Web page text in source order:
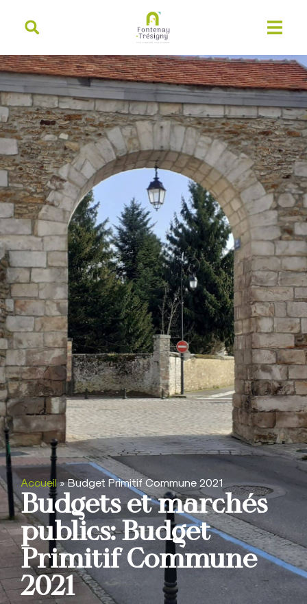
principal
Accueil»Budget Primitif Commune 2021
Budgets et marchés
publics: Budget
Primitif Commune
2021